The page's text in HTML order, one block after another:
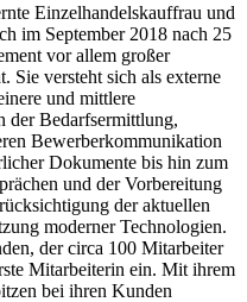
Einzelhandelskauffrau und
im September 2018 nach 25
vor allem großer
Sie versteht sich als externe
und mittlere
der Bedarfsermittlung,
Bewerberkommunikation
Dokumente bis hin zum
und der Vorbereitung
der aktuellen
moderner Technologien.
der circa 100 Mitarbeiter
Mitarbeiterin ein. Mit ihrem
bei ihren Kunden